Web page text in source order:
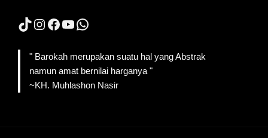
TikTok
Instagram
Facebook
YouTube
WhatsApp
" Barokah merupakan suatu hal yang Abstrak
namun amat bernilai harganya "
~KH. Muhlashon Nasir